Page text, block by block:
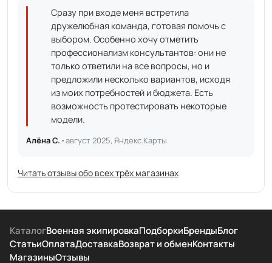
Сразу при входе меня встретила
дружелюбная команда, готовая помочь с
выбором. Особенно хочу отметить
профессионализм консультантов: они не
только ответили на все вопросы, но и
предложили несколько вариантов, исходя
из моих потребностей и бюджета. Есть
возможность протестировать некоторые
модели.
Алёна С. ·август 2025, Яндекс.Карты
Читать отзывы обо всех трёх магазинах
КаталогВоенная экипировкаПодборкиБрендыБлог
СтатьиОплатаДоставкаВозврат и обменКонтакты
МагазиныОтзывы